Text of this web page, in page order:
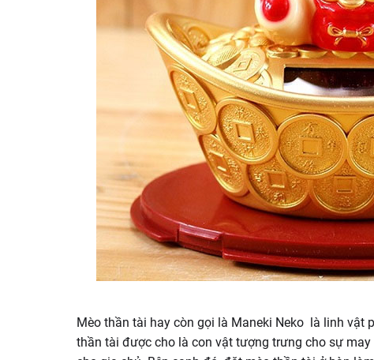
Mèo thần tài hay còn gọi là Maneki Neko là linh vật
thần tài được cho là con vật tượng trưng cho sự